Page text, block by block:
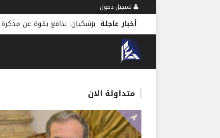
تسجيل دخول
أخبار عاجلة بزشكيان: ندافع بقوة عن
متداولة الان